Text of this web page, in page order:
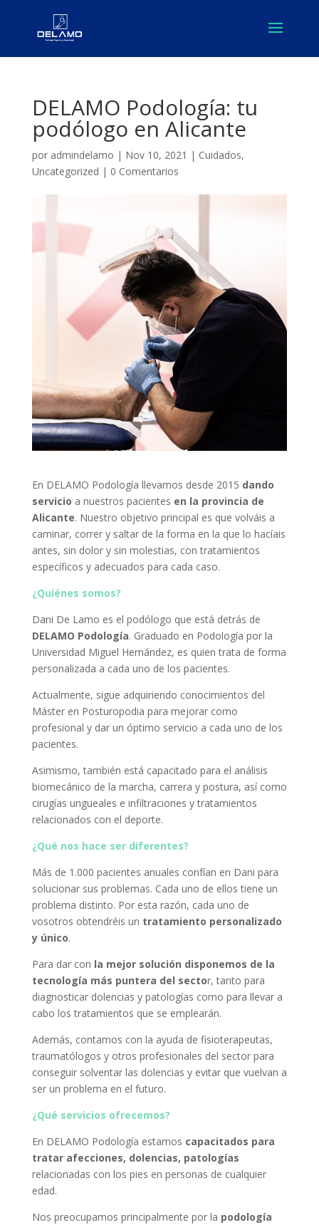
DELAMO Podología: tu
podólogo en Alicante
por admindelamo | Nov 10, 2021 | Cuidados,
Uncategorized | 0 Comentarios
En DELAMO Podología llevamos desde 2015 dando
servicio a nuestros pacientes en la provincia de
Alicante. Nuestro objetivo principal es que volváis a
caminar, correr y saltar de la forma en la que lo hacíais
antes, sin dolor y sin molestias, con tratamientos
específicos y adecuados para cada caso.
¿Quiénes somos?
Dani De Lamo es el podólogo que está detrás de
DELAMO Podología. Graduado en Podología por la
Universidad Miguel Hernández, es quien trata de forma
personalizada a cada uno de los pacientes.
Actualmente, sigue adquiriendo conocimientos del
Máster en Posturopodia para mejorar como
profesional y dar un óptimo servicio a cada uno de los
pacientes.
Asimismo, también está capacitado para el análisis
biomecánico de la marcha, carrera y postura, así como
cirugías ungueales e infiltraciones y tratamientos
relacionados con el deporte.
¿Qué nos hace ser diferentes?
Más de 1.000 pacientes anuales confían en Dani para
solucionar sus problemas. Cada uno de ellos tiene un
problema distinto. Por esta razón, cada uno de
vosotros obtendréis un tratamiento personalizado
y único.
Para dar con la mejor solución disponemos de la
tecnología más puntera del sector, tanto para
diagnosticar dolencias y patologías como para llevar a
cabo los tratamientos que se emplearán.
Además, contamos con la ayuda de fisioterapeutas,
traumatólogos y otros profesionales del sector para
conseguir solventar las dolencias y evitar que vuelvan a
ser un problema en el futuro.
¿Qué servicios ofrecemos?
En DELAMO Podología estamos capacitados para
tratar afecciones, dolencias, patologías
relacionadas con los pies en personas de cualquier
edad.
Nos preocupamos principalmente por la podología